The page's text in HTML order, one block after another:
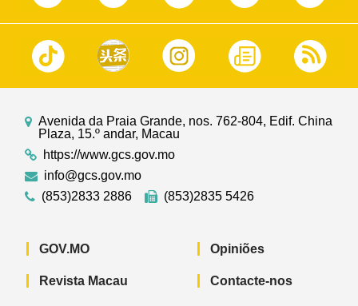
Avenida da Praia Grande, nos. 762-804, Edif. China
Plaza, 15.º andar, Macau
https://www.gcs.gov.mo
info@gcs.gov.mo
(853)2833 2886
(853)2835 5426
GOV.MO
Revista Macau
Opiniões
Contacte-nos